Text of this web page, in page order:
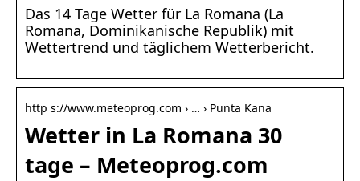
Das 14 Tage Wetter für La Romana (La
Romana, Dominikanische Republik) mit
Wettertrend und täglichem Wetterbericht.
http s://www.meteoprog.com › … › Punta Kana
Wetter in La Romana 30
tage – Meteoprog.com